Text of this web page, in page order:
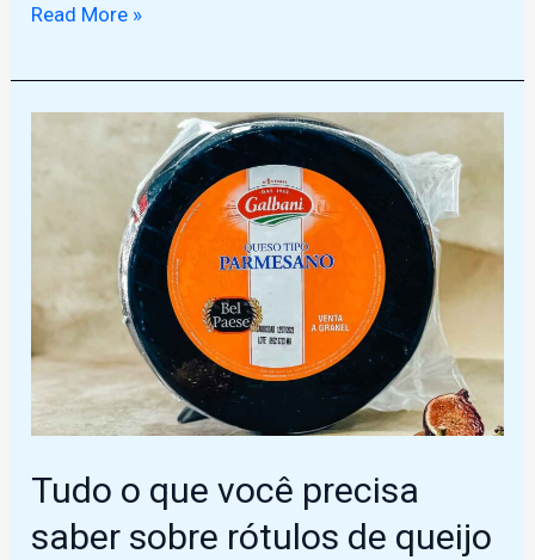
Encante
clientes
personalizadas
perfumes
em
Russas
Read More »
Tudo o que você precisa
saber sobre rótulos de queijo